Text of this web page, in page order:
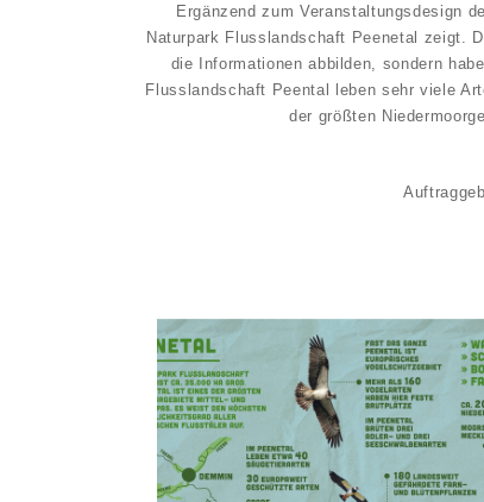
Ergänzend zum Veranstaltungsdesign
Naturpark Flusslandschaft Peenetal zeigt.
die Informationen abbilden, sondern
Flusslandschaft Peental leben sehr viele
der größten